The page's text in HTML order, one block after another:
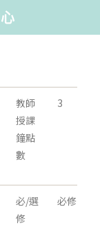
教師
授課
鐘點
數
3
必/選
修
必修